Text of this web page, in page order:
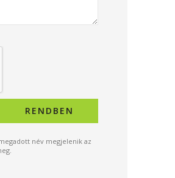
név megjelenik az